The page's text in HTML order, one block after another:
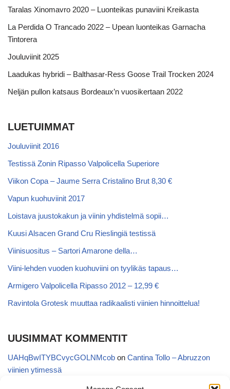
Taralas Xinomavro 2020 – Luonteikas punaviini Kreikasta
La Perdida O Trancado 2022 – Upean luonteikas Garnacha
Tintorera
Jouluviinit 2025
Laadukas hybridi – Balthasar-Ress Goose Trail Trocken 2024
Neljän pullon katsaus Bordeaux’n vuosikertaan 2022
LUETUIMMAT
Jouluviinit 2016
Testissä Zonin Ripasso Valpolicella Superiore
Viikon Copa – Jaume Serra Cristalino Brut 8,30 €
Vapun kuohuviinit 2017
Loistava juustokakun ja viinin yhdistelmä sopii…
Kuusi Alsacen Grand Cru Rieslingiä testissä
Viinisuositus – Sartori Amarone della…
Viini-lehden vuoden kuohuviini on tyylikäs tapaus…
Armigero Valpolicella Ripasso 2012 – 12,99 €
Ravintola Grotesk muuttaa radikaalisti viinien hinnoittelua!
UUSIMMAT KOMMENTIT
UAHqBwITYBCvycGOLNMcob on Cantina Tollo – Abruzzon
viinien ytimessä
EgVGGttRTxKfbqUaWNglbonCantina Tollo – Abruzzon viinien